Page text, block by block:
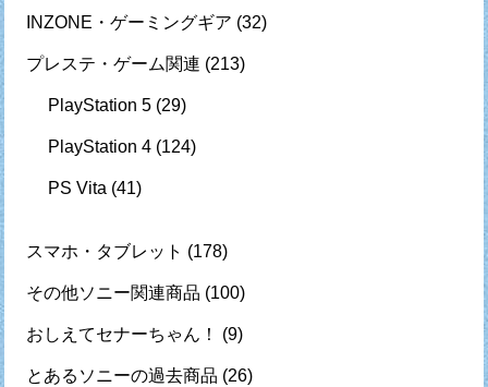
INZONE・ゲーミングギア (32)
プレステ・ゲーム関連 (213)
PlayStation 5 (29)
PlayStation 4 (124)
PS Vita (41)
スマホ・タブレット (178)
その他ソニー関連商品 (100)
おしえてセナーちゃん！ (9)
とあるソニーの過去商品 (26)